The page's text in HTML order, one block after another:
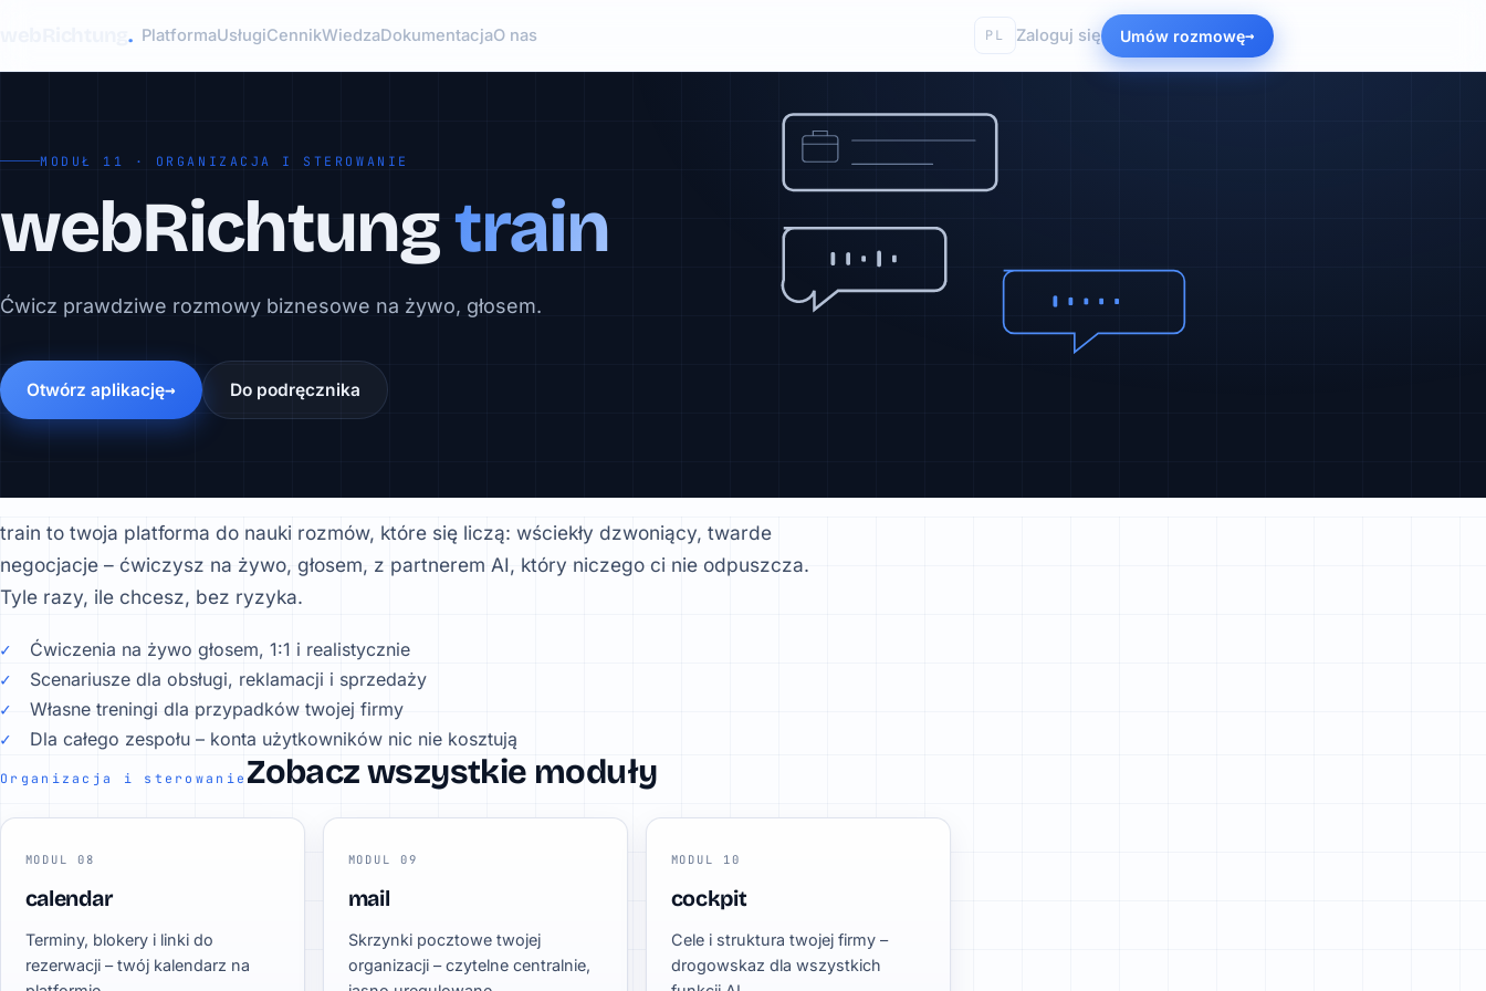
. PlatformaUsługiCennikWiedzaDokumentacjaO nas PL Zaloguj się Umów rozmowę
MODUŁ 11 · ORGANIZACJA I STEROWANIE
webRichtungtrain
Ćwicz prawdziwe rozmowy biznesowe na żywo, głosem.
Otwórz aplikację Do podręcznika
train to twoja platforma do nauki rozmów, które się liczą: wściekły dzwoniący, twarde
negocjacje – ćwiczysz na żywo, głosem, z partnerem AI, który niczego ci nie odpuszcza.
Tyle razy, ile chcesz, bez ryzyka.
Ćwiczenia na żywo głosem, 1:1 i realistycznie
Scenariusze dla obsługi, reklamacji i sprzedaży
Własne treningi dla przypadków twojej firmy
Dla całego zespołu – konta użytkowników nic nie kosztują
Organizacja i sterowanie Zobacz wszystkie moduły
MODUL 08
calendar
Terminy, blokery i linki do
rezerwacji – twój kalendarz na
MODUL 09
mail
Skrzynki pocztowe twojej
organizacji – czytelne centralnie,
MODUL 10
cockpit
Cele i struktura twojej firmy –
drogowskaz dla wszystkich